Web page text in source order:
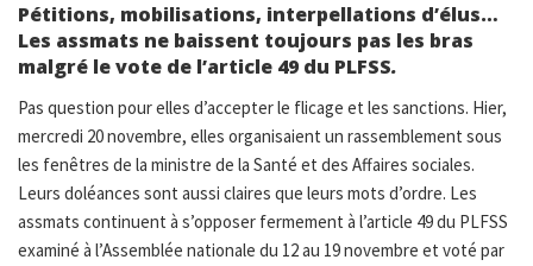
Pétitions, mobilisations, interpellations d’élus…
Les assmats ne baissent toujours pas les bras
malgré le vote de l’article 49 du PLFSS.
Pas question pour elles d’accepter le flicage et les sanctions. Hier,
mercredi 20 novembre, elles organisaient un rassemblement sous
les fenêtres de la ministre de la Santé et des Affaires sociales.
Leurs doléances sont aussi claires que leurs mots d’ordre. Les
assmats continuent à s’opposer fermement à l’article 49 du PLFSS
examiné à l’Assemblée nationale du 12 au 19 novembre et voté par